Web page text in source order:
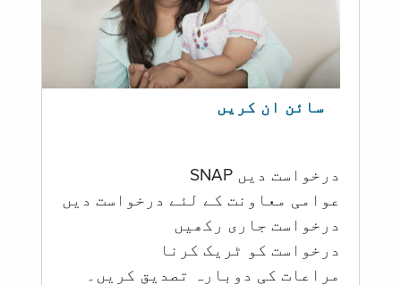
سائن ان کریں
درخواست دیں SNAP
عوامی معاونت کے لئے درخواست دیں
درخواست جاری رکھیں
درخواست کو ٹریک کرنا
مراعات کی دوبارہ تصدیق کریں۔